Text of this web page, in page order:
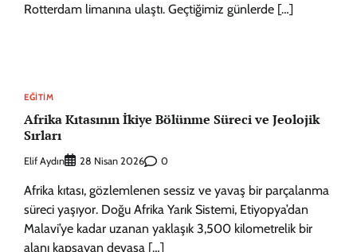
Rotterdam limanına ulaştı. Geçtiğimiz günlerde […]
EĞITIM
Afrika Kıtasının İkiye Bölünme Süreci ve Jeolojik
Sırları
Elif Aydın 28 Nisan 2026 0
Afrika kıtası, gözlemlenen sessiz ve yavaş bir parçalanma
süreci yaşıyor. Doğu Afrika Yarık Sistemi, Etiyopya’dan
Malavi’ye kadar uzanan yaklaşık 3,500 kilometrelik bir
alanı kapsayan devasa […]